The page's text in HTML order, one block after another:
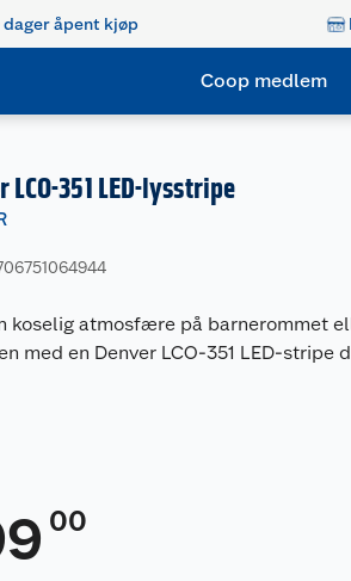
dager åpent kjøp
Coop medlem
LCO-351 LED-lysstripe
koselig atmosfære på barnerommet
med en Denver LCO-351 LED-stripe
00